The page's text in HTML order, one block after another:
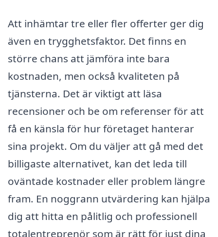
Att inhämtar tre eller fler offerter ger dig
även en trygghetsfaktor. Det finns en
större chans att jämföra inte bara
kostnaden, men också kvaliteten på
tjänsterna. Det är viktigt att läsa
recensioner och be om referenser för att
få en känsla för hur företaget hanterar
sina projekt. Om du väljer att gå med det
billigaste alternativet, kan det leda till
oväntade kostnader eller problem längre
fram. En noggrann utvärdering kan hjälpa
dig att hitta en pålitlig och professionell
totalentreprenör som är rätt för just dina